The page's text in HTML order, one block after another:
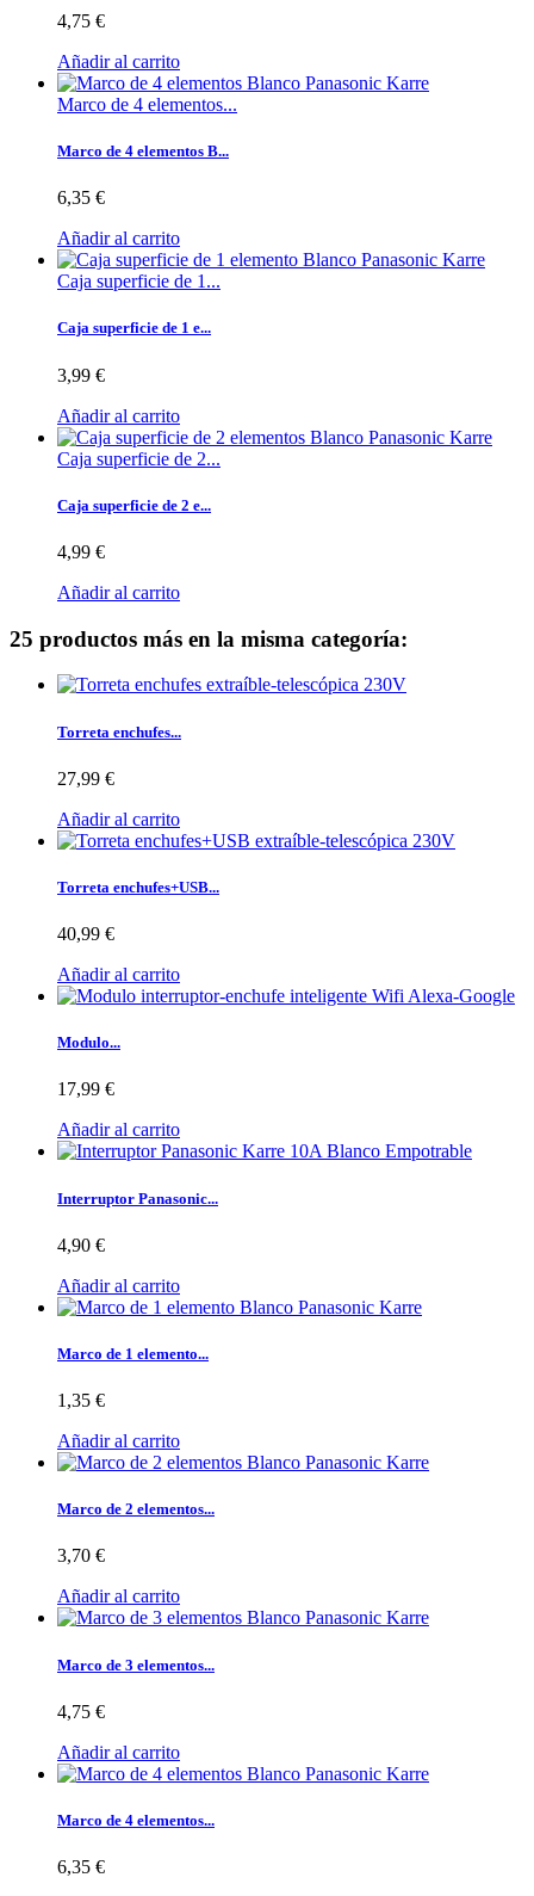
4,75 €
Añadir al carrito
Marco de 4 elementos...
Marco de 4 elementos B...
6,35 €
Añadir al carrito
Caja superficie de 1...
Caja superficie de 1 e...
3,99 €
Añadir al carrito
Caja superficie de 2...
Caja superficie de 2 e...
4,99 €
Añadir al carrito
25 productos más en la misma categoría:
Torreta enchufes...
27,99 €
Añadir al carrito
Torreta enchufes+USB...
40,99 €
Añadir al carrito
Modulo...
17,99 €
Añadir al carrito
Interruptor Panasonic...
4,90 €
Añadir al carrito
Marco de 1 elemento...
1,35 €
Añadir al carrito
Marco de 2 elementos...
3,70 €
Añadir al carrito
Marco de 3 elementos...
4,75 €
Añadir al carrito
Marco de 4 elementos...
6,35 €